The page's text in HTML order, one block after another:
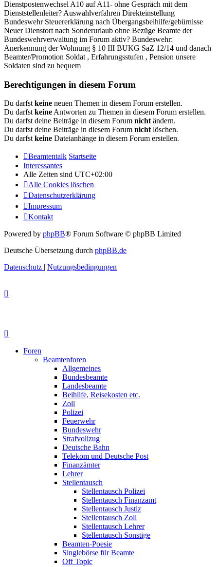
Dienstpostenwechsel A10 auf A11- ohne Gespräch mit dem
Dienststellenleiter? Auswahlverfahren Direkteinstellung
Bundeswehr Steuererklärung nach Übergangsbeihilfe/gebürnisse
Neuer Dienstort nach Sonderurlaub ohne Bezüge Beamte der
Bundeswehrverwaltung im Forum aktiv? Bundeswehr:
Anerkennung der Wohnung § 10 III BUKG SaZ 12/14 und danach
Beamter/Promotion Soldat , Erfahrungsstufen , Pension unsere
Soldaten sind zu bequem
Berechtigungen in diesem Forum
Du darfst keine neuen Themen in diesem Forum erstellen.
Du darfst keine Antworten zu Themen in diesem Forum erstellen.
Du darfst deine Beiträge in diesem Forum nicht ändern.
Du darfst deine Beiträge in diesem Forum nicht löschen.
Du darfst keine Dateianhänge in diesem Forum erstellen.
Beamtentalk Startseite
Interessantes
Alle Zeiten sind UTC+02:00
Alle Cookies löschen
Datenschutzerklärung
Impressum
Kontakt
Powered by phpBB® Forum Software © phpBB Limited
Deutsche Übersetzung durch phpBB.de
Datenschutz | Nutzungsbedingungen
Foren
Beamtenforen
Allgemeines
Bundesbeamte
Landesbeamte
Beihilfe, Reisekosten etc.
Zoll
Polizei
Feuerwehr
Bundeswehr
Strafvollzug
Deutsche Bahn
Telekom und Deutsche Post
Finanzämter
Lehrer
Stellentausch
Stellentausch Polizei
Stellentausch Finanzamt
Stellentausch Justiz
Stellentausch Zoll
Stellentausch Lehrer
Stellentausch Sonstige
Beamten-Poesie
Singlebörse für Beamte
Off Topic